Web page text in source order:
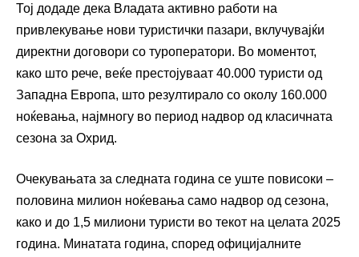
Тој додаде дека Владата активно работи на
привлекување нови туристички пазари, вклучувајќи
директни договори со туроператори. Во моментот,
како што рече, веќе престојуваат 40.000 туристи од
Западна Европа, што резултирало со околу 160.000
ноќевања, најмногу во период надвор од класичната
сезона за Охрид.
Очекувањата за следната година се уште повисоки –
половина милион ноќевања само надвор од сезона,
како и до 1,5 милиони туристи во текот на целата 2025
година. Минатата година, според официјалните